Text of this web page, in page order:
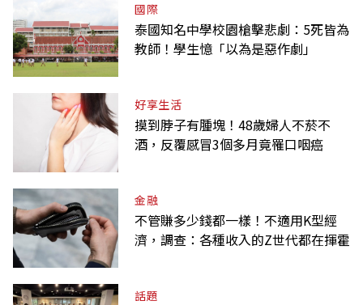
國際
泰國知名中學校園槍擊悲劇：5死皆為
教師！學生憶「以為是惡作劇」
好享生活
摸到脖子有腫塊！48歲婦人不菸不
酒，反覆感冒3個多月竟罹口咽癌
金融
不管賺多少錢都一樣！不適用K型經
濟，調查：各種收入的Z世代都在揮霍
話題